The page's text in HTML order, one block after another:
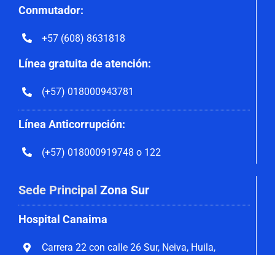
Conmutador:
+57 (608) 8631818
Línea gratuita de atención:
(+57) 018000943781
Línea Anticorrupción:
(+57) 018000919748 o 122
Sede Principal Zona Sur
Hospital Canaima
Carrera 22 con calle 26 Sur, Neiva, Huila,